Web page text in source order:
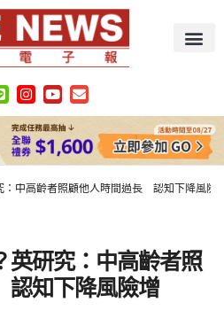
：中高齡者照顧他人時間過長 認知下降風險
英研究：中高齡者照
知下降風險增